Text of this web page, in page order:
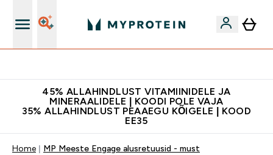
45% ALLAHINDLUST VITAMIINIDELE JA
MINERAALIDELE | KOODI POLE VAJA
35% ALLAHINDLUST PEAAEGU KÕIGELE | KOOD
EE35
Home MP Meeste Engage alusretuusid - must